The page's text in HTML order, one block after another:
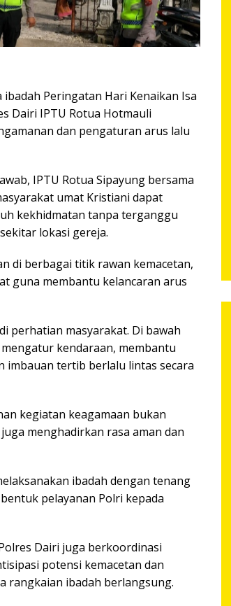
Peringatan Hari Kenaikan Isa
Dairi IPTU Rotua Hotmauli
dan pengaturan arus lalu
IPTU Rotua Sipayung bersama
umat Kristiani dapat
kekhidmatan tanpa terganggu
lokasi gereja.
di berbagai titik rawan kemacetan,
guna membantu kelancaran arus
perhatian masyarakat. Di bawah
kendaraan, membantu
imbauan tertib berlalu lintas secara
kegiatan keagamaan bukan
menghadirkan rasa aman dan
ibadah dengan tenang
pelayanan Polri kepada
Dairi juga berkoordinasi
potensi kemacetan dan
rangkaian ibadah berlangsung.